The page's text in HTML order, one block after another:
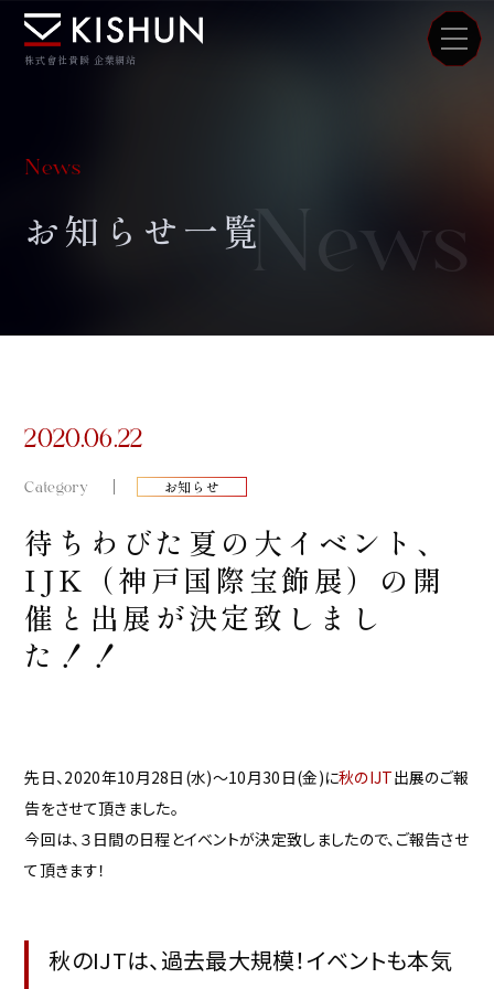
株式會社貴瞬 企業網站
News
お知らせ一覧News
2020.06.22
Category お知らせ
待ちわびた夏の大イベント、
IJK（神戸国際宝飾展）の開
催と出展が決定致しまし
た！！
先日、2020年10月28日(水)〜10月30日(金)に秋のIJT出展のご報
告をさせて頂きました。
今回は、３日間の日程とイベントが決定致しましたので、ご報告させ
て頂きます！
秋のIJTは、過去最大規模！イベントも本気